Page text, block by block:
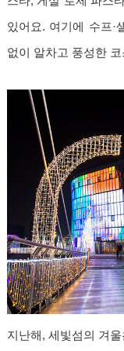
있어요. 여기에 수프·
없이 알차고 풍성한
지난해, 세빛섬의 겨울